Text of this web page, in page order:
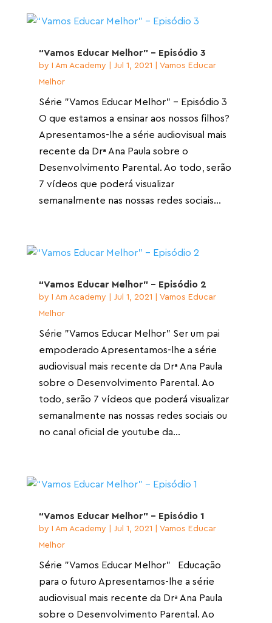
“Vamos Educar Melhor” – Episódio 3
by I Am Academy Jul 1, 2021
Vamos Educar
Melhor
Série "Vamos Educar Melhor" - Episódio 3
O que estamos a ensinar aos nossos filhos?
Apresentamos-lhe a série audiovisual mais
recente da Drª Ana Paula sobre o
Desenvolvimento Parental. Ao todo, serão
7 vídeos que poderá visualizar
semanalmente nas nossas redes sociais...
“Vamos Educar Melhor” – Episódio 2
by I Am Academy Jul 1, 2021
Vamos Educar
Melhor
Série "Vamos Educar Melhor" Ser um pai
empoderado Apresentamos-lhe a série
audiovisual mais recente da Drª Ana Paula
sobre o Desenvolvimento Parental. Ao
todo, serão 7 vídeos que poderá visualizar
semanalmente nas nossas redes sociais ou
no canal oficial de youtube da...
“Vamos Educar Melhor” – Episódio 1
by I Am Academy Jul 1, 2021
Vamos Educar
Melhor
Série "Vamos Educar Melhor" Educação
para o futuro Apresentamos-lhe a série
audiovisual mais recente da Drª Ana Paula
sobre o Desenvolvimento Parental. Ao